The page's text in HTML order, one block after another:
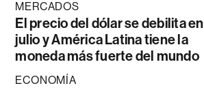
MERCADOS
El precio del dólar se debilita en
julio y América Latina tiene la
moneda más fuerte del mundo
ECONOMÍA